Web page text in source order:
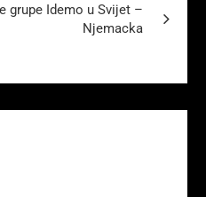
grupe Idemo u Svijet –
Njemacka